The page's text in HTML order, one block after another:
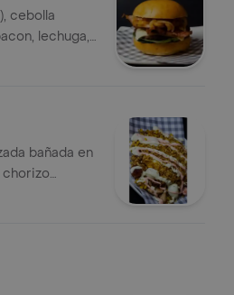
cebolla
lechuga,
bañada en
chorizo
queso,